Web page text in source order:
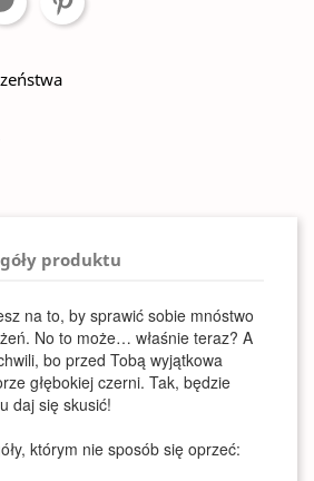
produktu
na to, by sprawić sobie mnóstwo
No to może… właśnie teraz? A
bo przed Tobą wyjątkowa
głębokiej czerni. Tak, będzie
daj się skusić!
którym nie sposób się oprzeć: